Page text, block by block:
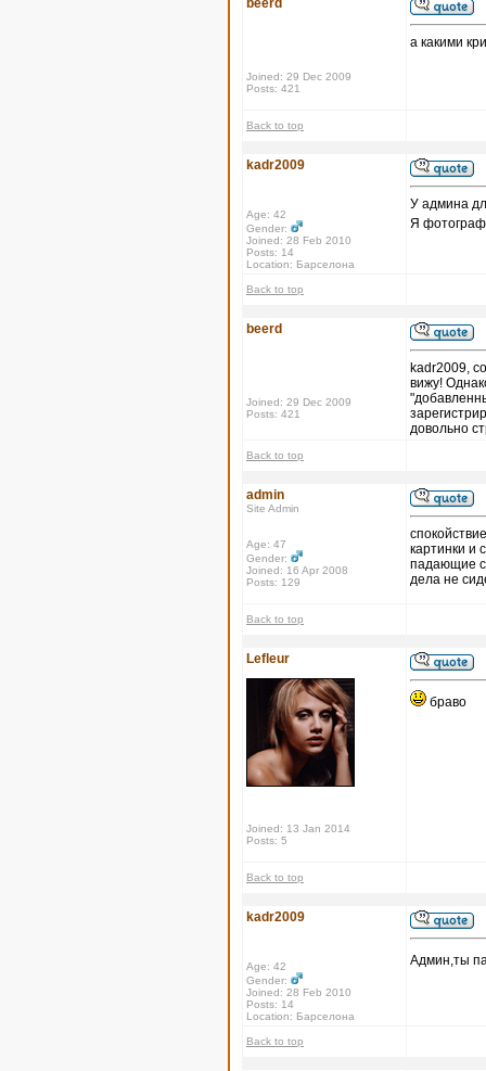
beerd
Joined: 29 Dec 2009
Posts: 421
а какими
Back to top
kadr2009
Age: 42
Gender:
Joined: 28 Feb 2010
Posts: 14
Location: Барселона
У админа
Я
Back to top
beerd
Joined: 29 Dec 2009
Posts: 421
kadr2009,
вижу!
довольно
Back to top
admin
Site Admin
Age: 47
Gender:
Joined: 16 Apr 2008
Posts: 129
картинки и
падающие
дела не
Back to top
Lefleur
Joined: 13 Jan 2014
Posts: 5
браво
Back to top
kadr2009
Age: 42
Gender:
Joined: 28 Feb 2010
Posts: 14
Location: Барселона
Админ,ты
Back to top